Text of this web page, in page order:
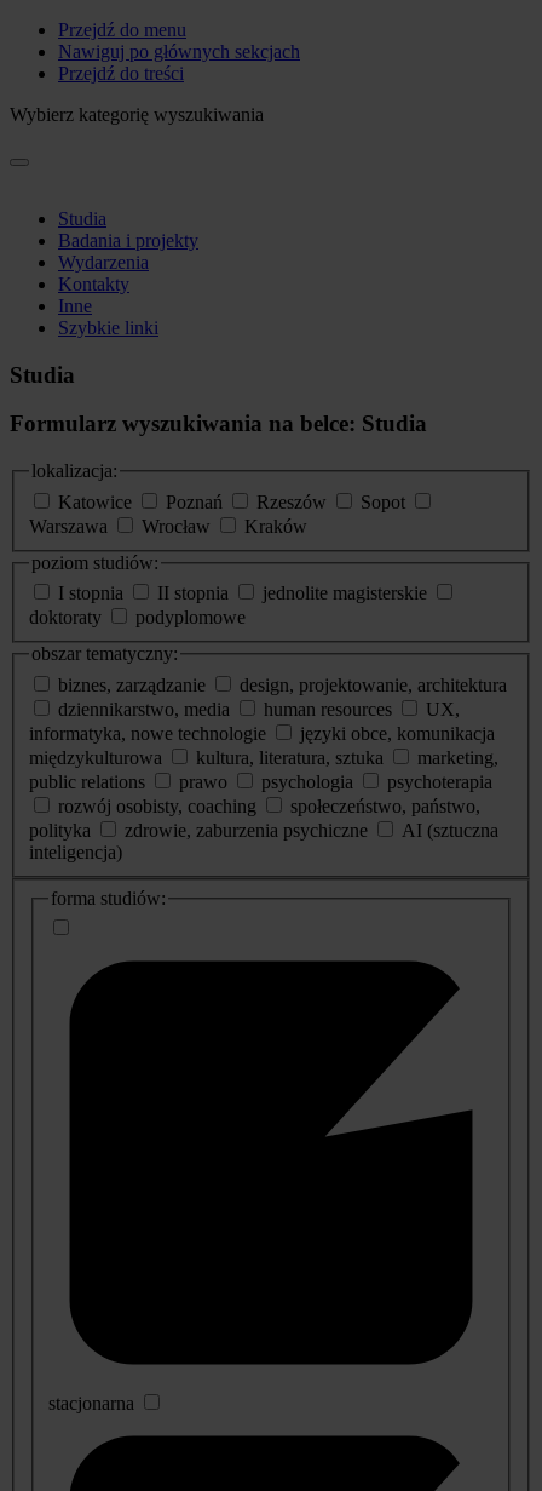
Przejdź do menu
Nawiguj po głównych sekcjach
Przejdź do treści
Wybierz kategorię wyszukiwania
Studia
Badania i projekty
Wydarzenia
Kontakty
Inne
Szybkie linki
Studia
Formularz wyszukiwania na belce: Studia
lokalizacja:
Katowice
Poznań Rzeszów
Sopot
Warszawa
Wrocław
Kraków
poziom studiów:
I stopnia
II stopnia
jednolite magisterskie
doktoraty
podyplomowe
obszar tematyczny:
biznes, zarządzanie
design, projektowanie, architektura
dziennikarstwo, media
human resources
UX,
informatyka, nowe technologie
języki obce, komunikacja
międzykulturowa
kultura, literatura, sztuka
marketing,
public relations
prawo psychologia
psychoterapia
rozwój osobisty, coaching
społeczeństwo, państwo,
polityka
zdrowie, zaburzenia psychiczne
AI (sztuczna
inteligencja)
dodatkowe
informacje
forma studiów:
stacjonarna